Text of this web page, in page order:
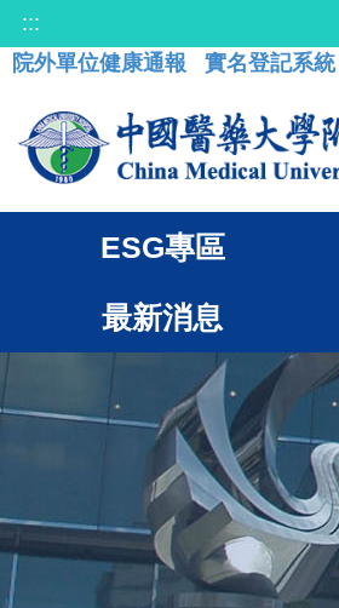
:::
院外單位健康通報
實名登記系統
ESG專區
最新消息